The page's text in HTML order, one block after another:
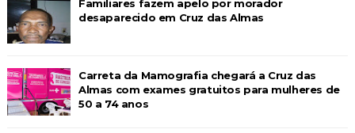
Familiares fazem apelo por morador
desaparecido em Cruz das Almas
Carreta da Mamografia chegará a Cruz das
Almas com exames gratuitos para mulheres de
50 a 74 anos